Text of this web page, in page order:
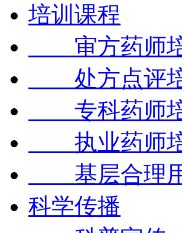
培训课程
审方药师
处方点评
专科药师
执业药师
基层合理用
科学传播